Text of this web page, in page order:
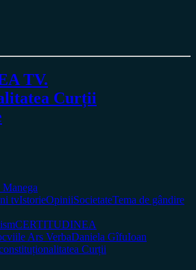
TV.
Curții
tvIstorieOpiniiSocietateTema de gândire
CERTITUDINEA
Ars VerbaDaniela GîfuIoan
Curții